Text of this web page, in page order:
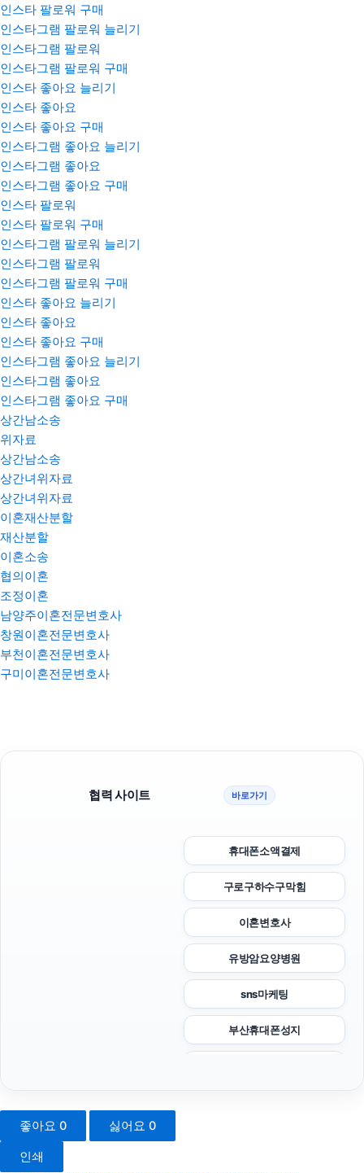
인스타 팔로워 구매
인스타그램 팔로워 늘리기
인스타그램 팔로워
인스타그램 팔로워 구매
인스타 좋아요 늘리기
인스타 좋아요
인스타 좋아요 구매
인스타그램 좋아요 늘리기
인스타그램 좋아요
인스타그램 좋아요 구매
인스타 팔로워
인스타 팔로워 구매
인스타그램 팔로워 늘리기
인스타그램 팔로워
인스타그램 팔로워 구매
인스타 좋아요 늘리기
인스타 좋아요
인스타 좋아요 구매
인스타그램 좋아요 늘리기
인스타그램 좋아요
인스타그램 좋아요 구매
상간남소송
위자료
상간남소송
상간녀위자료
상간녀위자료
이혼재산분할
재산분할
이혼소송
협의이혼
조정이혼
남양주이혼전문변호사
창원이혼전문변호사
부천이혼전문변호사
구미이혼전문변호사
협력 사이트 바로가기
휴대폰소액결제
구로구하수구막힘
이혼변호사
유방암요양병원
sns마케팅
부산휴대폰성지
좋아요 0 싫어요 0
인쇄